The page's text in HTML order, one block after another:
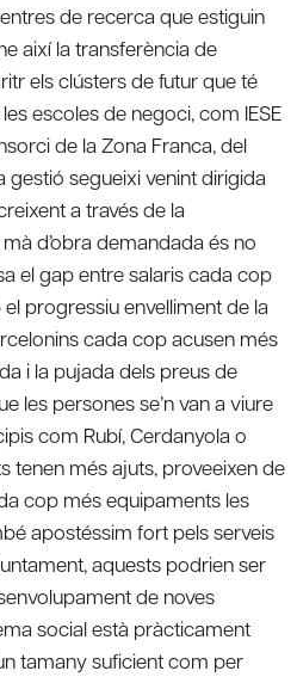
de recerca que estiguin
així la transferència de
els clústers de futur que té
escoles de negoci, com IESE
de la Zona Franca, del
gestió segueixi venint dirigida
a través de la
d’obra demandada és no
el gap entre salaris cada cop
progressiu envelliment de la
cada cop acusen més
i la pujada dels preus de
les persones se’n van a viure
com Rubí, Cerdanyola o
tenen més ajuts, proveeixen de
cop més equipaments les
apostéssim fort pels serveis
aquests podrien ser
de noves
social està pràcticament
tamany suficient com per